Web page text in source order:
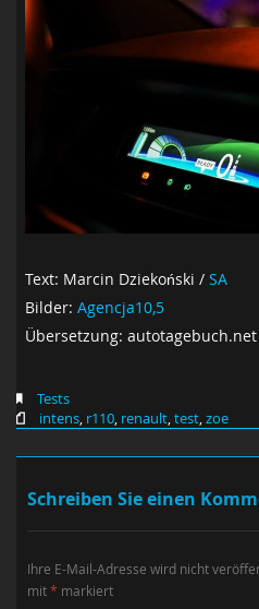
Text: Marcin Dziekoński / SA
Bilder: Agencja10,5
Übersetzung: autotagebuch.net
Tests
intens, r110, renault,test,zoe
Schreiben Sie einen
Ihre E-Mail-Adresse wird nicht
mit* markiert